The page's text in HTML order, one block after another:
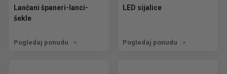
Lančani španeri-lanci-
šekle
Pogledaj ponudu
LED sijalice
Pogledaj ponudu